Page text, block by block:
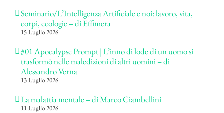
Seminario/L’Intelligenza Artificiale e noi: lavoro, vita,
corpi, ecologie – di Effimera
15 Luglio 2026
#01 Apocalypse Prompt | L’inno di lode di un uomo si
trasformò nelle maledizioni di altri uomini – di
Alessandro Verna
13 Luglio 2026
La malattia mentale – di Marco Ciambellini
11 Luglio 2026